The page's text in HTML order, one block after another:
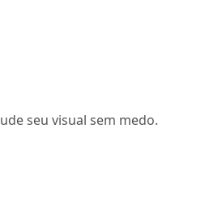
seu visual sem medo.